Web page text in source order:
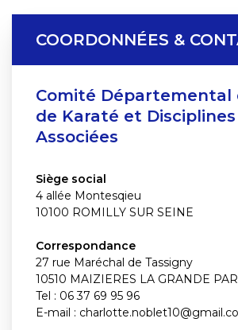
COORDONNÉES &
Comité Départemental
de Karaté et Disciplines
Associées
Siège social
4 allée Montesqieu
10100 ROMILLY SUR SEINE
Correspondance
27 rue Maréchal de Tassigny
10510 MAIZIERES LA GRANDE
Tel : 06 37 69 95 96
E-mail :